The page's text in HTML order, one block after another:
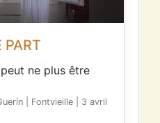
PART
ne plus être
| Fontvieille | 3 avril